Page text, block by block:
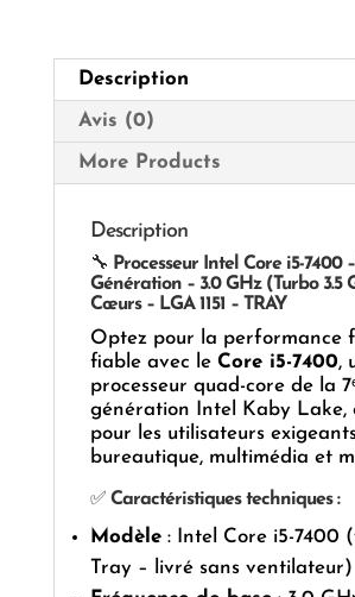
Description
Avis (0)
More Products
Description
🔧 Processeur Intel Core i5-7400 –
Génération – 3.0 GHz (Turbo 3.5
Cœurs – LGA 1151 – TRAY
Optez pour la performance
fiable avec le Core i5-7400,
processeur quad-core de la
génération Intel Kaby Lake,
pour les utilisateurs
bureautique, multimédia et
✅ Caractéristiques techniques :
Modèle: Intel Core i5-7400
Tray – livré sans ventilateur)